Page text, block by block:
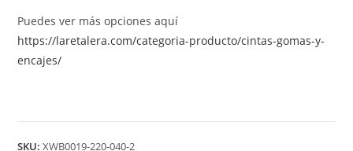
Puedes ver más opciones aquí
https://laretalera.com/categoria-producto/cintas-gomas-y-
encajes/
SKU:XWB0019-220-040-2